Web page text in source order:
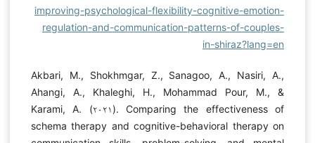
improving-psychological-flexibility-cognitive-emotion-
regulation-and-communication-patterns-of-couples-
in-shiraz?lang=en
Akbari, M., Shokhmgar, Z., Sanagoo, A., Nasiri, A.,
Ahangi, A., Khaleghi, H., Mohammad Pour, M., &
Karami, A. (۲۰۲۱). Comparing the effectiveness of
schema therapy and cognitive-behavioral therapy on